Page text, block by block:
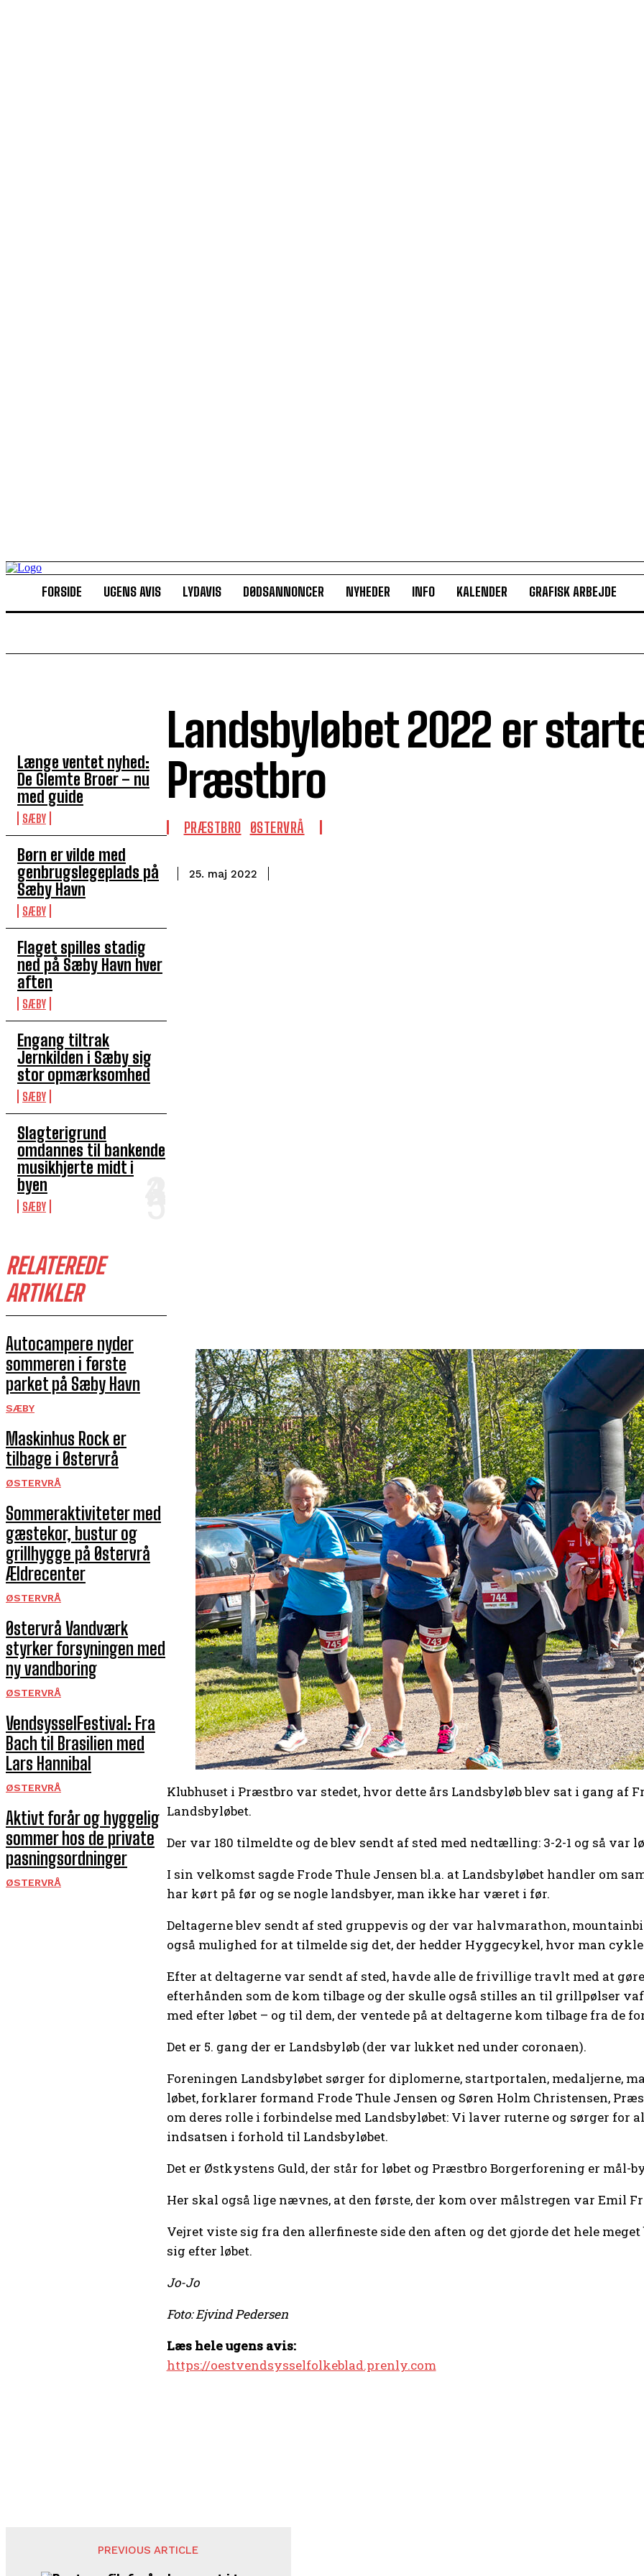
FORSIDE UGENS AVIS LYDAVIS DØDSANNONCER NYHEDER INFO KALENDER GRAFISK ARBEJDE
Længe ventet nyhed:
De Glemte Broer – nu
med guide
SÆBY
Børn er vilde med
genbrugslegeplads på
Sæby Havn
SÆBY
Flaget spilles stadig
ned på Sæby Havn hver
aften
SÆBY
Engang tiltrak
Jernkilden i Sæby sig
stor opmærksomhed
SÆBY
Slagterigrund
omdannes til bankende
musikhjerte midt i
byen
SÆBY
RELATEREDE
ARTIKLER
Autocampere nyder
sommeren i første
parket på Sæby Havn
SÆBY
Maskinhus Rock er
tilbage i Østervrå
ØSTERVRÅ
Sommeraktiviteter med
gæstekor, bustur og
grillhygge på Østervrå
Ældrecenter
ØSTERVRÅ
Østervrå Vandværk
styrker forsyningen med
ny vandboring
ØSTERVRÅ
VendsysselFestival: Fra
Bach til Brasilien med
Lars Hannibal
ØSTERVRÅ
Aktivt forår og hyggelig
sommer hos de private
pasningsordninger
ØSTERVRÅ
Landsbyløbet 2022 er
Præstbro
PRÆSTBRO ØSTERVRÅ
25. maj 2022
Klubhuset i Præstbro var stedet, hvor dette års Landsbyløb blev sat i gang af
Landsbyløbet.
Der var 180 tilmeldte og de blev sendt af sted med nedtælling: 3-2-1 og så var
I sin velkomst sagde Frode Thule Jensen bl.a. at Landsbyløbet handler om
har kørt på før og se nogle landsbyer, man ikke har været i før.
Deltagerne blev sendt af sted gruppevis og der var halvmarathon,
også mulighed for at tilmelde sig det, der hedder Hyggecykel, hvor man
Efter at deltagerne var sendt af sted, havde alle de frivillige travlt med at
efterhånden som de kom tilbage og der skulle også stilles an til grillpølser
med efter løbet – og til dem, der ventede på at deltagerne kom tilbage fra de
Det er 5. gang der er Landsbyløb (der var lukket ned under coronaen).
Foreningen Landsbyløbet sørger for diplomerne, startportalen, medaljerne,
løbet, forklarer formand Frode Thule Jensen og Søren Holm Christensen,
om deres rolle i forbindelse med Landsbyløbet: Vi laver ruterne og sørger for
indsatsen i forhold til Landsbyløbet.
Det er Østkystens Guld, der står for løbet og Præstbro Borgerforening er mål-
Her skal også lige nævnes, at den første, der kom over målstregen var Emil
Vejret viste sig fra den allerfineste side den aften og det gjorde det hele
sig efter løbet.
Jo-Jo
Foto: Ejvind Pedersen
Læs hele ugens avis:
https://oestvendsysselfolkeblad.prenly.com
PREVIOUS ARTICLE